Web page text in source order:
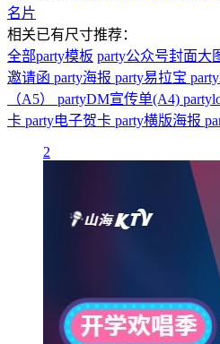
名片
相关已有尺寸推荐：
全部party模板 party公众号封面大
邀请函 party海报 party易拉宝
（A5） partyDM宣传单(A4)
卡 party电子贺卡 party横版海报
2